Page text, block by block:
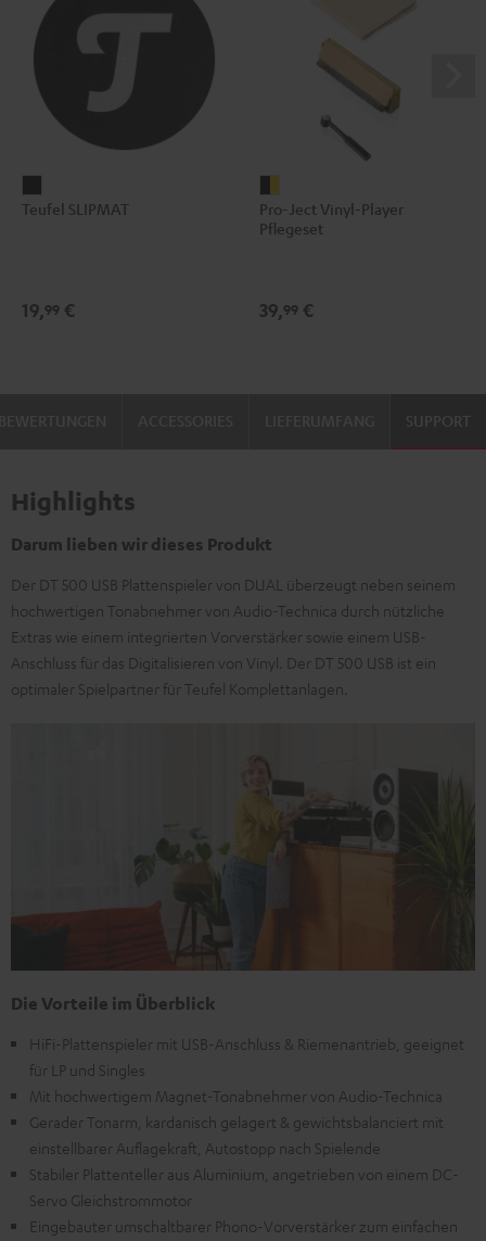
SLIPMAT
Teufel SLIPMAT
19,99 €
Ject
Vinyl-
Schwarz
Pro-Ject Vinyl-Player
Pflegeset
39,99 €
SUPPORT
Highlights
Darum lieben wir dieses Produkt
Der DT 500 USB Plattenspieler von DUAL überzeugt neben seinem
hochwertigen Tonabnehmer von Audio-Technica durch nützliche
Extras wie einem integrierten Vorverstärker sowie einem USB-
Anschluss für das Digitalisieren von Vinyl. Der DT 500 USB ist ein
optimaler Spielpartner für Teufel Komplettanlagen.
Die Vorteile im Überblick
HiFi-Plattenspieler mit USB-Anschluss & Riemenantrieb, geeignet
für LP und Singles
Mit hochwertigem Magnet-Tonabnehmer von Audio-Technica
Gerader Tonarm, kardanisch gelagert & gewichtsbalanciert mit
einstellbarer Auflagekraft, Autostopp nach Spielende
Stabiler Plattenteller aus Aluminium, angetrieben von einem DC-
Servo Gleichstrommotor
Eingebauter umschaltbarer Phono-Vorverstärker zum einfachen